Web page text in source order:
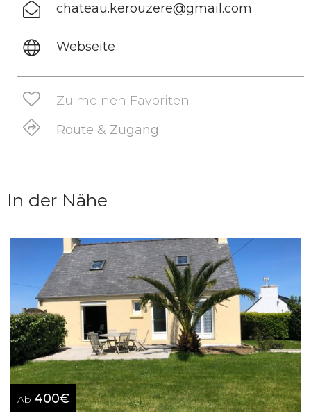
chateau.kerouzere@gmail.com
Webseite
Zu meinen Favoriten
Route & Zugang
In der Nähe
Ab 400€